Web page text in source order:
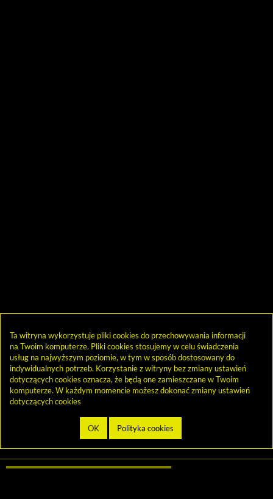
Ta witryna wykorzystuje pliki cookies do przechowywania informacji
na Twoim komputerze. Pliki cookies stosujemy w celu świadczenia
usług na najwyższym poziomie, w tym w sposób dostosowany do
indywidualnych potrzeb. Korzystanie z witryny bez zmiany ustawień
dotyczących cookies oznacza, że będą one zamieszczane w Twoim
komputerze. W każdym momencie możesz dokonać zmiany ustawień
dotyczących cookies